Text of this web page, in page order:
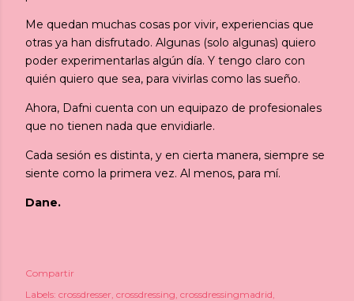
Me quedan muchas cosas por vivir, experiencias que
otras ya han disfrutado. Algunas (solo algunas) quiero
poder experimentarlas algún día. Y tengo claro con
quién quiero que sea, para vivirlas como las sueño.
Ahora, Dafni cuenta con un equipazo de profesionales
que no tienen nada que envidiarle.
Cada sesión es distinta, y en cierta manera, siempre se
siente como la primera vez. Al menos, para mí.
Dane.
Compartir
Labels: crossdresser crossdressing crossdressingmadrid